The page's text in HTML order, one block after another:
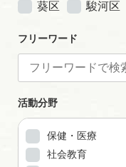
葵区 駿河区
フリーワード
活動分野
保健・医療
社会教育